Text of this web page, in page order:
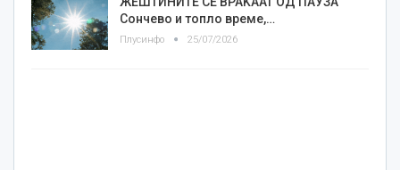
Сончево и топло време,…
Плусинфо 25/07/2026